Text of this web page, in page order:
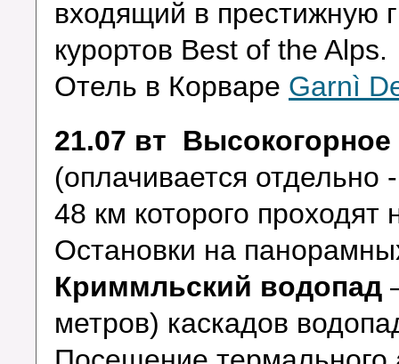
входящий в престижную
курортов Best of the Alps.
Отель в Корваре Garnì
21.07 вт Высокогорное
(оплачивается отдельно
48 км которого
Остановки на
Криммльский водопад
метров) каскадов